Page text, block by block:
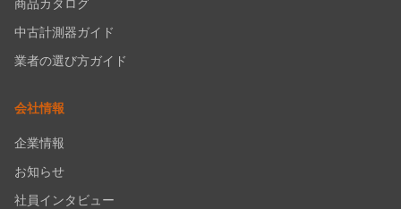
中古計測器ガイド
業者の選び方ガイド
会社情報
企業情報
お知らせ
社員インタビュー